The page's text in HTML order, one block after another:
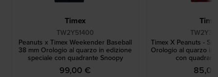
Timex
TW2Y51400
Peanuts x Timex Weekender Baseball
38 mm Orologio al quarzo in edizione
speciale con quadrante Snoopy
99,00 €
Timex X Peanuts -
Orologio al quarzo in
con